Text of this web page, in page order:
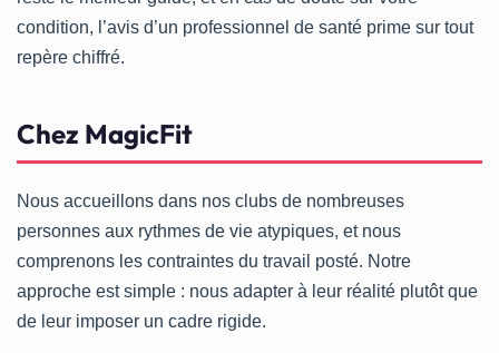
condition, l’avis d’un professionnel de santé prime sur tout
repère chiffré.
Chez MagicFit
Nous accueillons dans nos clubs de nombreuses
personnes aux rythmes de vie atypiques, et nous
comprenons les contraintes du travail posté. Notre
approche est simple : nous adapter à leur réalité plutôt que
de leur imposer un cadre rigide.